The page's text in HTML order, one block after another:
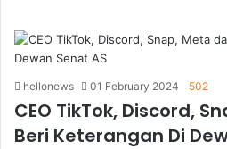
hellonews 01 February 2024 502
CEO TikTok, Discord,
Beri Keterangan Di